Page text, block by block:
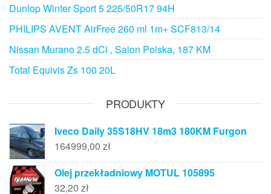
Dunlop Winter Sport 5 225/50R17 94H
PHILIPS AVENT AirFree 260 ml 1m+ SCF813/14
Nissan Murano 2.5 dCi , Salon Polska, 187 KM
Total Equivis Zs 100 20L
PRODUKTY
Iveco Daily 35S18HV 18m3 180KM Furgon
164999,00 zł
Olej przekładniowy MOTUL 105895
32,20 zł